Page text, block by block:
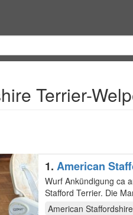
Terrier-
1. American
Wurf Ankündigung ca
Stafford Terrier. Die
Rasse…
American